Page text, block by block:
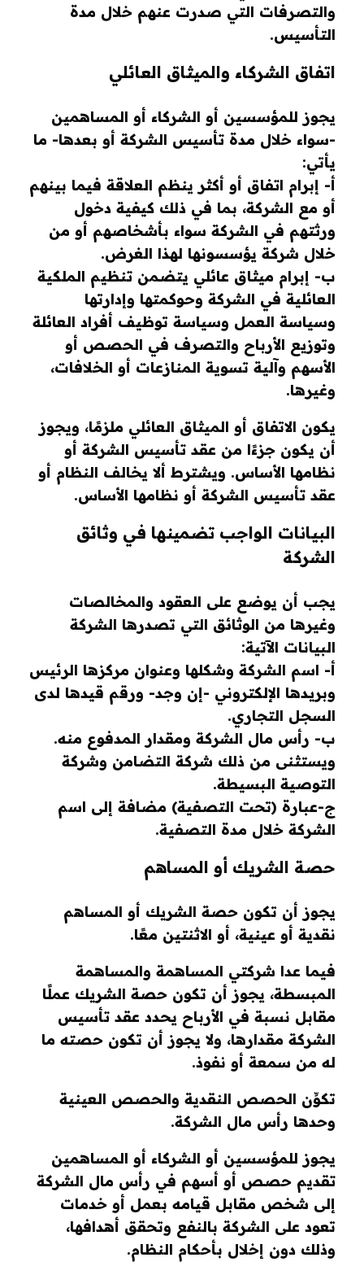
والتصرفات التي صدرت عنهم خلال مدة
التأسيس.
اتفاق الشركاء والميثاق العائلي
يجوز للمؤسسين أو الشركاء أو المساهمين
-سواء خلال مدة تأسيس الشركة أو بعدها- ما
يأتي:
أ- إبرام اتفاق أو أكثر ينظم العلاقة فيما بينهم
أو مع الشركة، بما في ذلك كيفية دخول
ورثتهم في الشركة سواء بأشخاصهم أو من
خلال شركة يؤسسونها لهذا الغرض.
ب- إبرام ميثاق عائلي يتضمن تنظيم الملكية
العائلية في الشركة وحوكمتها وإدارتها
وسياسة العمل وسياسة توظيف أفراد العائلة
وتوزيع الأرباح والتصرف في الحصص أو
الأسهم وآلية تسوية المنازعات أو الخلافات،
وغيرها.
يكون الاتفاق أو الميثاق العائلي ملزمًا، ويجوز
أن يكون جزءًا من عقد تأسيس الشركة أو
نظامها الأساس. ويشترط ألا يخالف النظام أو
عقد تأسيس الشركة أو نظامها الأساس.
البيانات الواجب تضمينها في وثائق
الشركة
يجب أن يوضع على العقود والمخالصات
وغيرها من الوثائق التي تصدرها الشركة
البيانات الآتية:
أ- اسم الشركة وشكلها وعنوان مركزها الرئيس
وبريدها الإلكتروني -إن وجد- ورقم قيدها لدى
السجل التجاري.
ب- رأس مال الشركة ومقدار المدفوع منه.
ويستثنى من ذلك شركة التضامن وشركة
التوصية البسيطة.
ج-عبارة (تحت التصفية) مضافة إلى اسم
الشركة خلال مدة التصفية.
حصة الشريك أو المساهم
يجوز أن تكون حصة الشريك أو المساهم
نقدية أو عينية، أو الاثنتين معًا.
فيما عدا شركتي المساهمة والمساهمة
المبسطة، يجوز أن تكون حصة الشريك عملًا
مقابل نسبة في الأرباح يحدد عقد تأسيس
الشركة مقدارها، ولا يجوز أن تكون حصته ما
له من سمعة أو نفوذ.
تكوِّن الحصص النقدية والحصص العينية
وحدها رأس مال الشركة.
يجوز للمؤسسين أو الشركاء أو المساهمين
تقديم حصص أو أسهم في رأس مال الشركة
إلى شخص مقابل قيامه بعمل أو خدمات
تعود على الشركة بالنفع وتحقق أهدافها،
وذلك دون إخلال بأحكام النظام.